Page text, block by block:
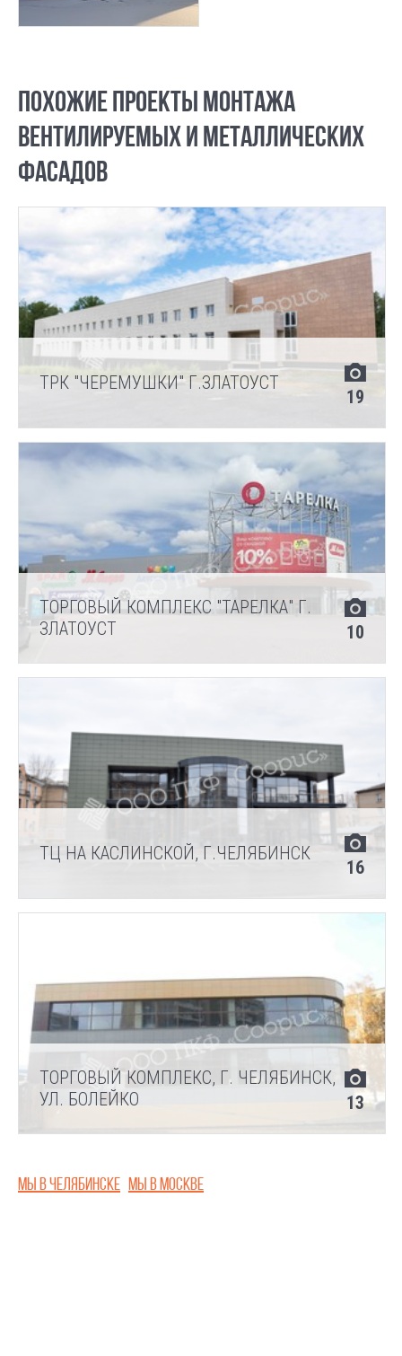
ПОХОЖИЕ ПРОЕКТЫ МОНТАЖА
ВЕНТИЛИРУЕМЫХ И МЕТАЛЛИЧЕСКИХ
ФАСАДОВ
19
ТРК "ЧЕРЕМУШКИ" Г.ЗЛАТОУСТ
10
ТОРГОВЫЙ КОМПЛЕКС "ТАРЕЛКА" Г.
ЗЛАТОУСТ
16
ТЦ НА КАСЛИНСКОЙ, Г.ЧЕЛЯБИНСК
13
ТОРГОВЫЙ КОМПЛЕКС, Г. ЧЕЛЯБИНСК,
УЛ. БОЛЕЙКО
Мы в Челябинске Мы в Москве